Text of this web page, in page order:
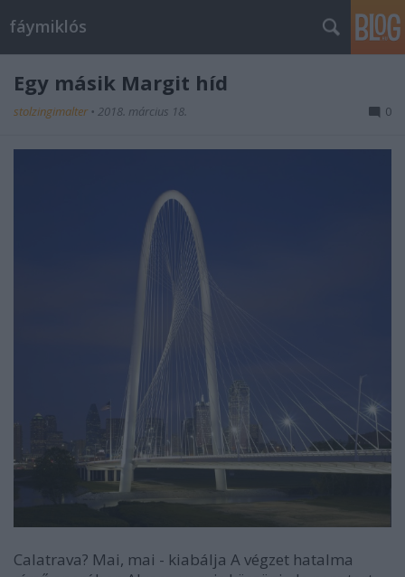
fáymiklós
Egy másik Margit híd
stolzingimalter • 2018. március 18. 0
Calatrava? Mai, mai - kiabálja A végzet hatalma